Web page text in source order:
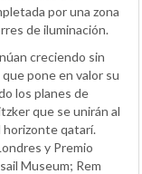
por una zona
de iluminación.
creciendo sin
pone en valor su
los planes de
que se unirán al
horizonte qatarí.
y Premio
Museum; Rem